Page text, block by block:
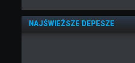
NAJŚWIEŻSZE DEPESZE